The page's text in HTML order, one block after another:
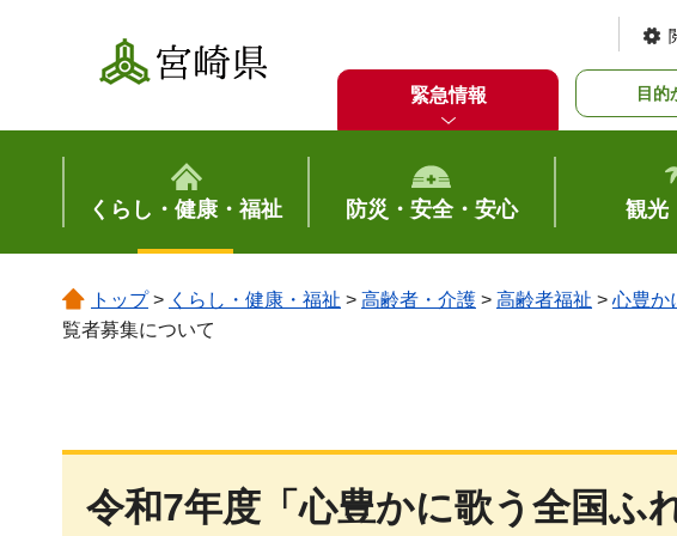
宮崎県
緊急情報 目的
くらし・健康・福祉 防災・安全・安心 観光
トップ> くらし・健康・福祉 > 高齢者・介護 > 高齢者福祉 > 心豊か
覧者募集について
令和7年度「心豊かに歌う全国ふ